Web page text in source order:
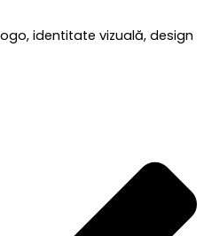
identitate vizuală, design